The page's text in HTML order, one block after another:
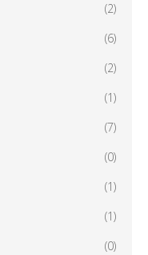
(2)
(6)
(2)
(1)
(7)
(0)
(1)
(1)
(0)